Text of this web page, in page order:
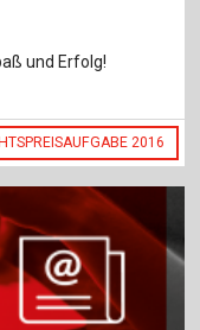
und Erfolg!
2016